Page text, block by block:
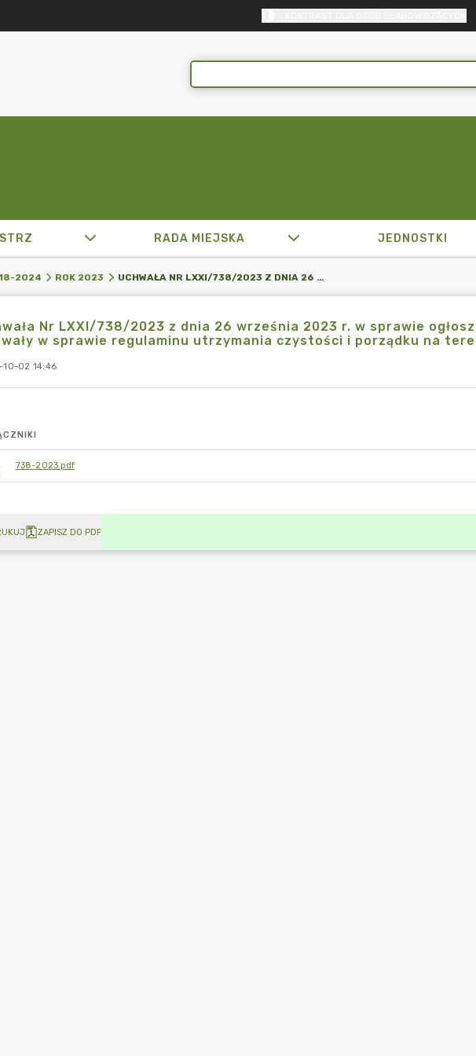
RADA MIEJSKA JEDNOSTKI
2024 ROK 2023 UCHWAŁA NR LXXI/738/2023 Z DNIA 26 WRZEŚNIA 2023 R. W SPRAWIE OGŁOSZENIA JEDNOLITEGO TEKSTU UCHWAŁY W SPRAWIE REGULAMINU UTRZYMANIA CZYSTOŚCI I PORZĄDKU NA TERENIE GMINY MIKOŁÓW
Nr LXXI/738/2023 z dnia 26 września 2023 r. w sprawie
w sprawie regulaminu utrzymania czystości i porządku na
10-02 14:46
738-2023.pdf
ZAPISZ DO PDF